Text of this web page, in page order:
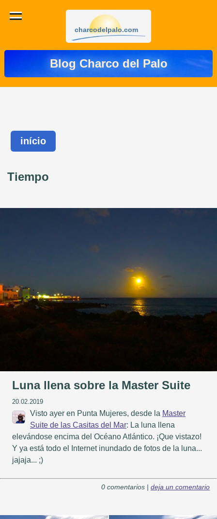
charcodelpalo.com
Blog Charco del Palo
início
Tiempo
Luna llena sobre la Master Suite
20.02.2019
Visto ayer en Punta Mujeres, desde la Master
Suite de las Casitas del Mar: La luna llena
elevándose encima del Océano Atlántico. ¡Que vistazo!
Y ya está todo el Internet inundado de fotos de la luna...
jajaja... ;)
0 comentarios | deja un comentario